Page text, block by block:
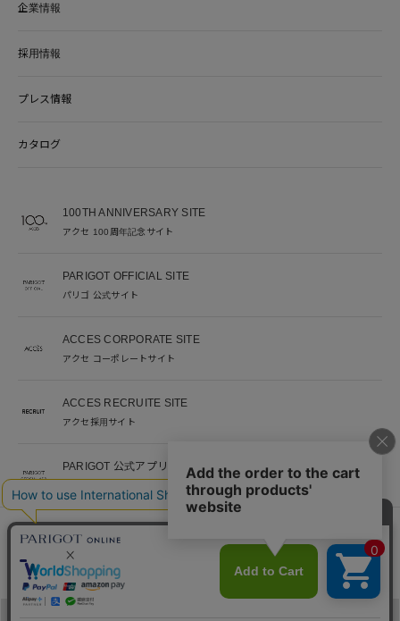
企業情報
採用情報
プレス情報
カタログ
100TH ANNIVERSARY SITE
アクセ 100周年記念サイト
PARIGOT OFFICIAL SITE
パリゴ 公式サイト
ACCES CORPORATE SITE
アクセ コーポレートサイト
ACCES RECRUITE SITE
アクセ採用サイト
PARIGOT 公式アプリ
新着情報を、プッシュ通知でいち早くお届け。
©︎ACCES co. ltd. all rights reserved
※当サイト掲載写真のオークションなどへの二次転用を固く禁じます。